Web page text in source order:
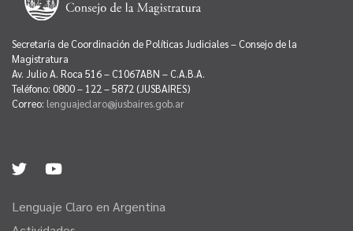
Secretaría de Coordinación de Políticas Judiciales – Consejo de la
Magistratura
Av. Julio A. Roca 516 – C1067ABN – C.A.B.A.
Teléfono: 0800 – 122 – 5872 (JUSBAIRES)
Correo: lenguajeclaro@jusbaires.gob.ar
Lenguaje Claro en Argentina